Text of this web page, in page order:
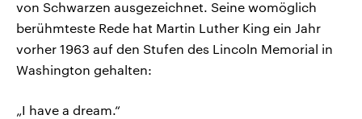
von Schwarzen ausgezeichnet. Seine womöglich
berühmteste Rede hat Martin Luther King ein Jahr
vorher 1963 auf den Stufen des Lincoln Memorial in
Washington gehalten:
„I have a dream.“